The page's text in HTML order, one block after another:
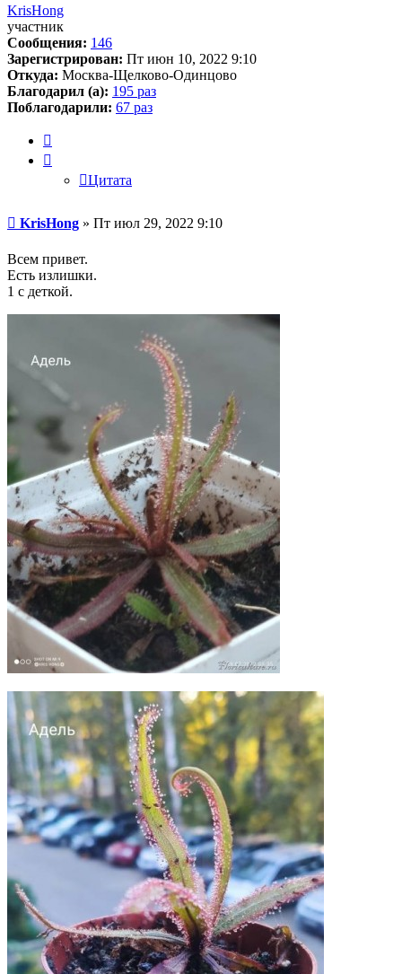
KrisHong
участник
Сообщения: 146
Зарегистрирован: Пт июн 10, 2022 9:10
Откуда: Москва-Щелково-Одинцово
Благодарил (а): 195 раз
Поблагодарили: 67 раз
Цитата
Сообщение
KrisHong » Пт июл 29, 2022 9:10
Всем привет.
Есть излишки.
1 с деткой.